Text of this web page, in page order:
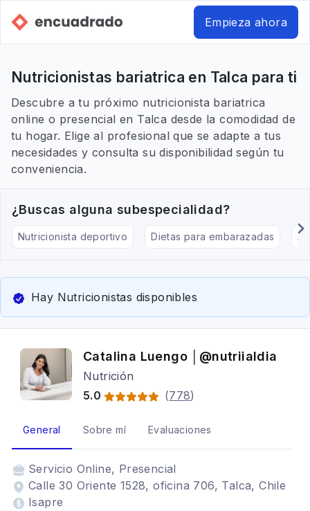
Empieza ahora
Nutricionistas bariatrica en Talca para ti
Descubre a tu próximo nutricionista bariatrica
online o presencial en Talca desde la comodidad de
tu hogar. Elige al profesional que se adapte a tus
necesidades y consulta su disponibilidad según tu
conveniencia.
¿Buscas alguna subespecialidad?
Nutricionista deportivo Dietas para embarazadas
Hay Nutricionistas disponibles
Catalina Luengo │@nutriialdia
Nutrición
5.0
(778)
General Sobre mí Evaluaciones
Servicio Online, Presencial
Calle 30 Oriente 1528, oficina 706, Talca, Chile
Isapre